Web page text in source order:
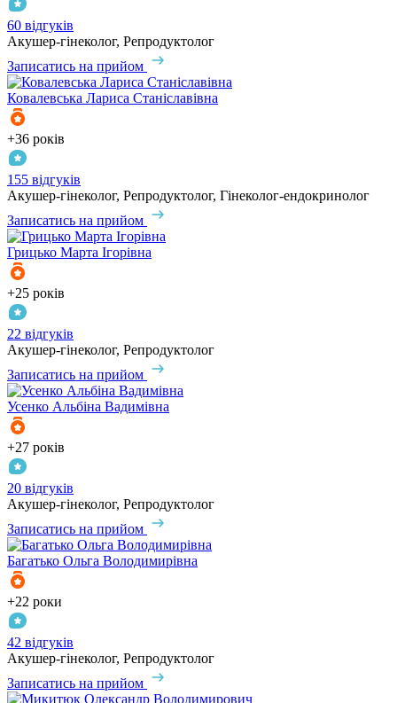
60 відгуків
Акушер-гінеколог, Репродуктолог
Записатись на прийом
Ковалевська Лариса Станіславівна
+36 років
155 відгуків
Акушер-гінеколог, Репродуктолог, Гінеколог-ендокринолог
Записатись на прийом
Грицько Марта Ігорівна
+25 років
22 відгуків
Акушер-гінеколог, Репродуктолог
Записатись на прийом
Усенко Альбіна Вадимівна
+27 років
20 відгуків
Акушер-гінеколог, Репродуктолог
Записатись на прийом
Багатько Ольга Володимирівна
+22 роки
42 відгуків
Акушер-гінеколог, Репродуктолог
Записатись на прийом